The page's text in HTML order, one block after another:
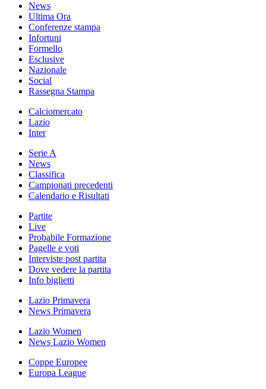
News
Ultima Ora
Conferenze stampa
Infortuni
Formello
Esclusive
Nazionale
Social
Rassegna Stampa
Calciomercato
Lazio
Inter
Serie A
News
Classifica
Campionati precedenti
Calendario e Risultati
Partite
Live
Probabile Formazione
Pagelle e voti
Interviste post partita
Dove vedere la partita
Info biglietti
Lazio Primavera
News Primavera
Lazio Women
News Lazio Women
Coppe Europee
Europa League